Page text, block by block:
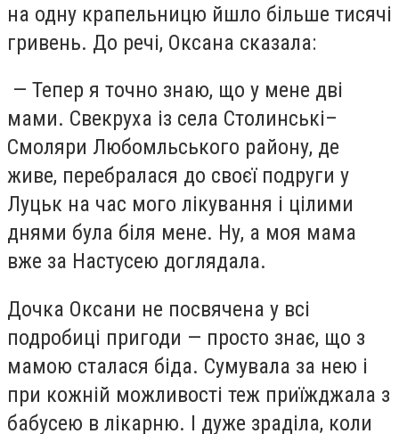
на одну крапельницю йшло більше тисячі
гривень. До речі, Оксана сказала:
— Тепер я точно знаю, що у мене дві
мами. Свекруха із села Столинські–
Смоляри Любомльського району, де
живе, перебралася до своєї подруги у
Луцьк на час мого лікування і цілими
днями була біля мене. Ну, а моя мама
вже за Настусею доглядала.
Дочка Оксани не посвячена у всі
подробиці пригоди — просто знає, що з
мамою сталася біда. Сумувала за нею і
при кожній можливості теж приїжджала з
бабусею в лікарню. І дуже зраділа, коли